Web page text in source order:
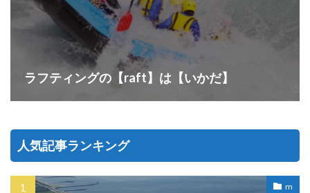
ラフティングの【raft】は【いかだ】
人気記事ランキング
m